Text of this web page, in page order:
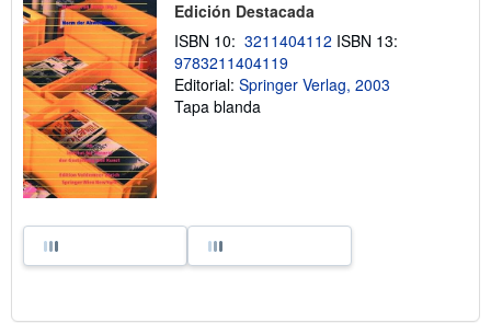
Edición Destacada
ISBN 10: 3211404112 ISBN 13:
9783211404119
Editorial: Springer Verlag, 2003
Tapa blanda